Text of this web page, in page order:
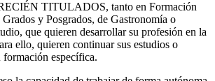
TITULADOS, tanto en Formación
y Posgrados, de Gastronomía o
que quieren desarrollar su profesión en la
ello, quieren continuar sus estudios o
específica.